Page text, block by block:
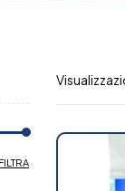
FILTRA